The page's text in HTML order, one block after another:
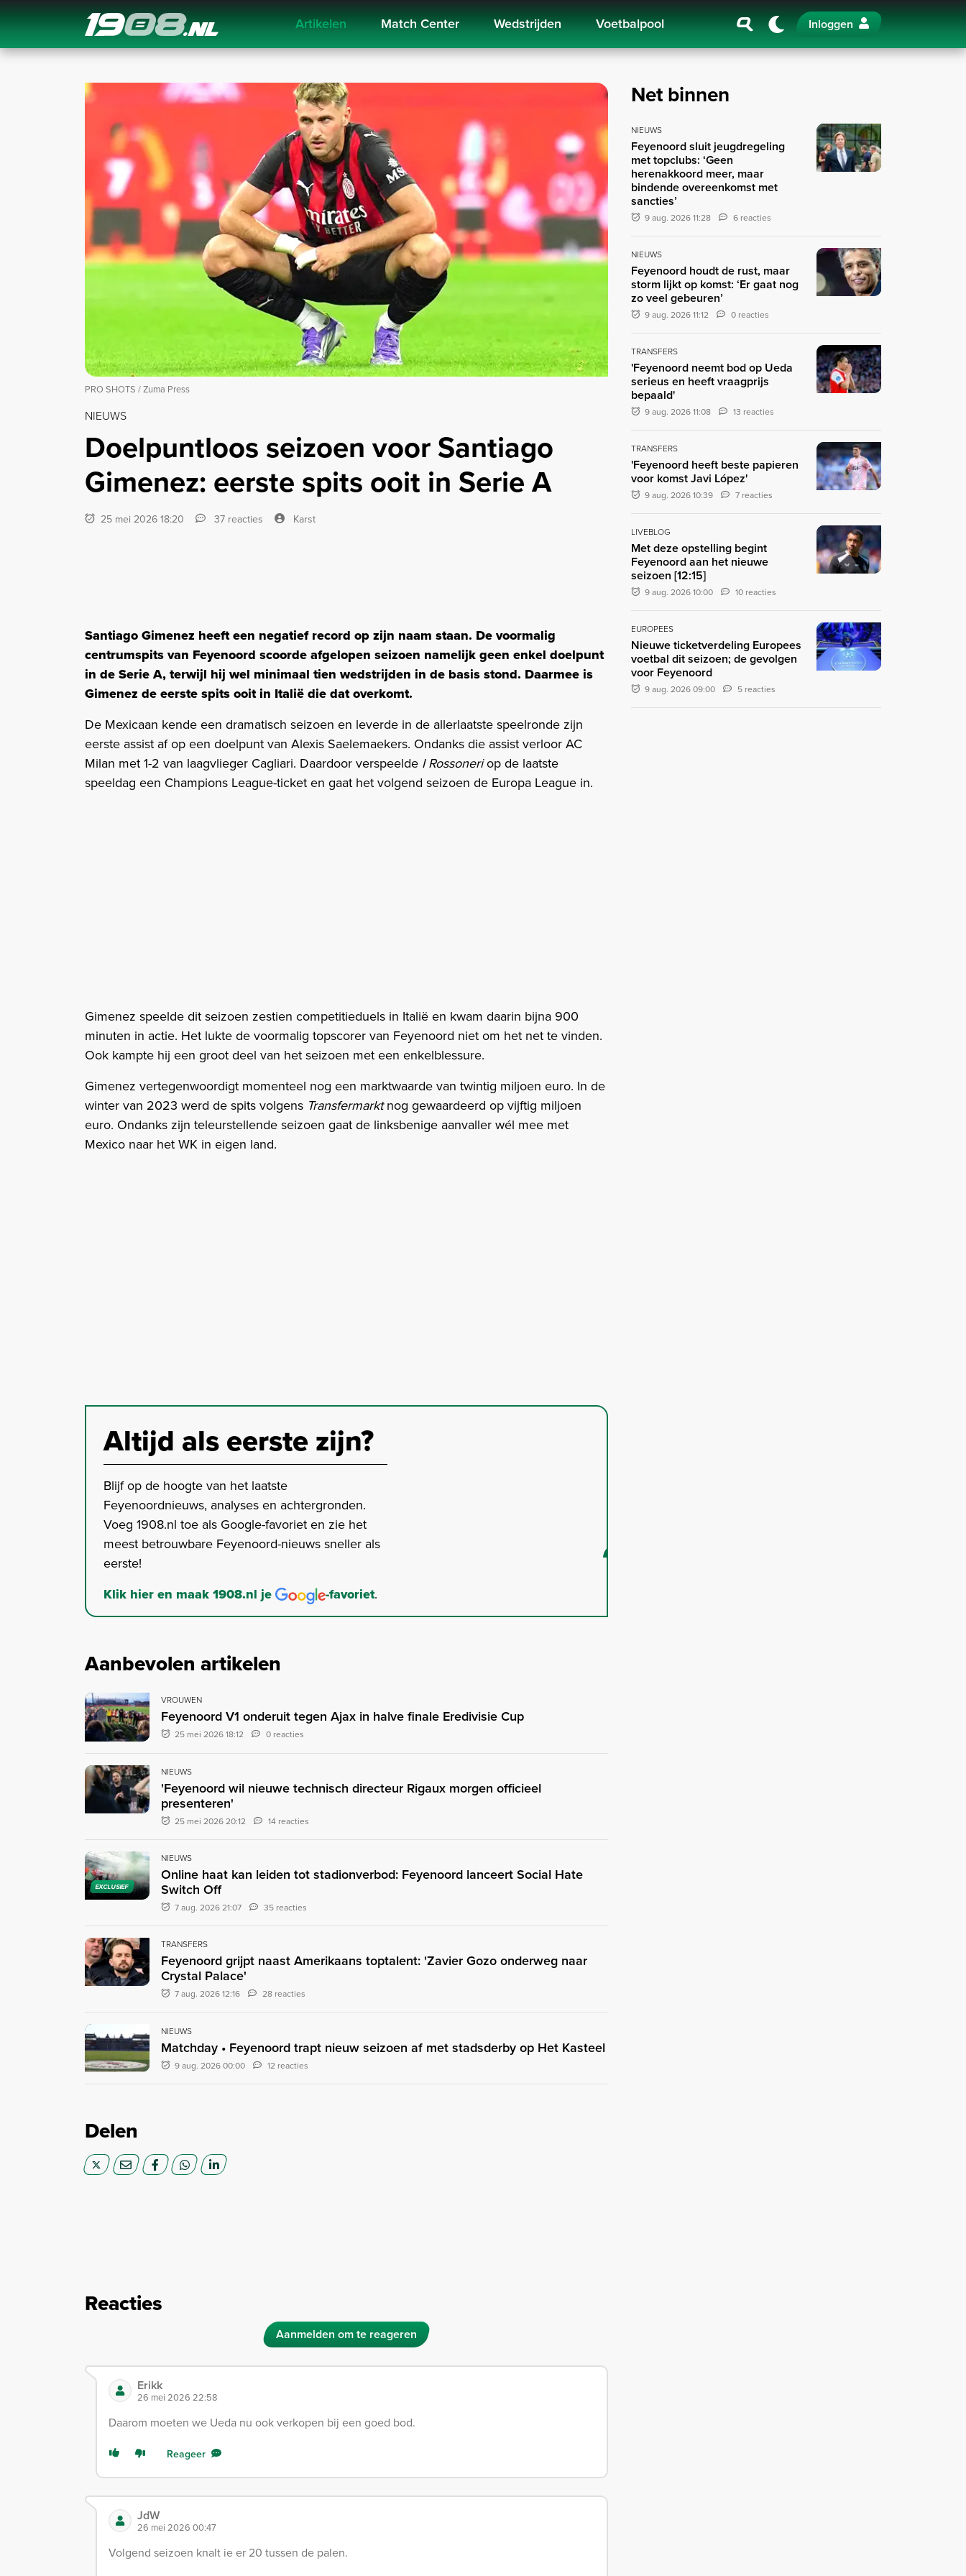
Navigation Artikelen Match Center Wedstrijden Voetbalpool Inloggen
PRO SHOTS / Zuma Press
NIEUWS
Doelpuntloos seizoen voor Santiago
Gimenez: eerste spits ooit in Serie A
25 mei 2026 18:20 37 reacties Karst
Santiago Gimenez heeft een negatief record op zijn naam staan. De voormalig
centrumspits van Feyenoord scoorde afgelopen seizoen namelijk geen enkel doelpunt
in de Serie A, terwijl hij wel minimaal tien wedstrijden in de basis stond. Daarmee is
Gimenez de eerste spits ooit in Italië die dat overkomt.
De Mexicaan kende een dramatisch seizoen en leverde in de allerlaatste speelronde zijn
eerste assist af op een doelpunt van Alexis Saelemaekers. Ondanks die assist verloor AC
Milan met 1-2 van laagvlieger Cagliari. Daardoor verspeelde I Rossoneriop de laatste
speeldag een Champions League-ticket en gaat het volgend seizoen de Europa League in.
Gimenez speelde dit seizoen zestien competitieduels in Italië en kwam daarin bijna 900
minuten in actie. Het lukte de voormalig topscorer van Feyenoord niet om het net te vinden.
Ook kampte hij een groot deel van het seizoen met een enkelblessure.
Gimenez vertegenwoordigt momenteel nog een marktwaarde van twintig miljoen euro. In de
winter van 2023 werd de spits volgens Transfermarktnog gewaardeerd op vijftig miljoen
euro. Ondanks zijn teleurstellende seizoen gaat de linksbenige aanvaller wél mee met
Mexico naar het WK in eigen land.
Altijd als eerste zijn?
Blijf op de hoogte van het laatste
Feyenoordnieuws, analyses en achtergronden.
Voeg 1908.nl toe als Google-favoriet en zie het
meest betrouwbare Feyenoord-nieuws sneller als
eerste!
Klik hier en maak 1908.nl je
-favoriet.
Aanbevolen artikelen
VROUWEN
Feyenoord V1 onderuit tegen Ajax in halve finale Eredivisie Cup
25 mei 2026 18:12 0 reacties
NIEUWS
'Feyenoord wil nieuwe technisch directeur Rigaux morgen officieel
presenteren'
25 mei 2026 20:12 14 reacties
EXCLUSIEF
NIEUWS
Online haat kan leiden tot stadionverbod: Feyenoord lanceert Social Hate
Switch Off
7 aug. 2026 21:07 35 reacties
TRANSFERS
Feyenoord grijpt naast Amerikaans toptalent: 'Zavier Gozo onderweg naar
Crystal Palace'
7 aug. 2026 12:16 28 reacties
NIEUWS
Matchday • Feyenoord trapt nieuw seizoen af met stadsderby op Het Kasteel
9 aug. 2026 00:00 12 reacties
Delen
Reacties
Aanmelden om te reageren
Erikk
26 mei 2026 22:58
Daarom moeten we Ueda nu ook verkopen bij een goed bod.
Reageer
JdW
26 mei 2026 00:47
Volgend seizoen knalt ie er 20 tussen de palen.
Net binnen
NIEUWS
Feyenoord sluit jeugdregeling
met topclubs: ‘Geen
herenakkoord meer, maar
bindende overeenkomst met
sancties’
9 aug. 2026 11:28 6 reacties
NIEUWS
Feyenoord houdt de rust, maar
storm lijkt op komst: ‘Er gaat nog
zo veel gebeuren’
9 aug. 2026 11:12 0 reacties
TRANSFERS
'Feyenoord neemt bod op Ueda
serieus en heeft vraagprijs
bepaald'
9 aug. 2026 11:08 13 reacties
TRANSFERS
'Feyenoord heeft beste papieren
voor komst Javi López'
9 aug. 2026 10:39 7 reacties
LIVEBLOG
Met deze opstelling begint
Feyenoord aan het nieuwe
seizoen [12:15]
9 aug. 2026 10:00 10 reacties
EUROPEES
Nieuwe ticketverdeling Europees
voetbal dit seizoen; de gevolgen
voor Feyenoord
9 aug. 2026 09:00 5 reacties